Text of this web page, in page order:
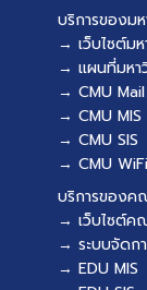
บริการของม
→ เว็บไซต์ม
→ แผนที่มหา
→ CMU Mail
→ CMU MIS
→ CMU SIS
→ CMU WiFi
บริการของค
→ เว็บไซต์ค
→ ระบบจัดก
→ EDU MIS